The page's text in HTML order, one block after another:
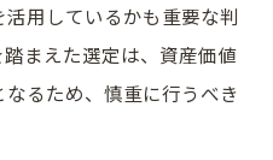
用しているかも重要な判
まえた選定は、資産価値
るため、慎重に行うべき